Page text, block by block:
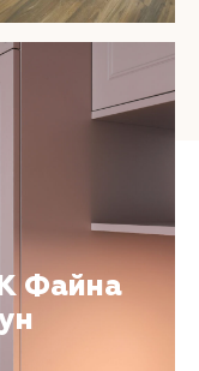
Файна